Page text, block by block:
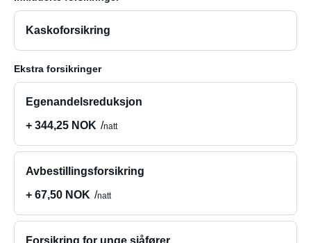
Kaskoforsikring
Ekstra forsikringer
Egenandelsreduksjon
+ 344,25 NOK
natt
Avbestillingsforsikring
+ 67,50 NOK
natt
Forsikring for unge sjåfører